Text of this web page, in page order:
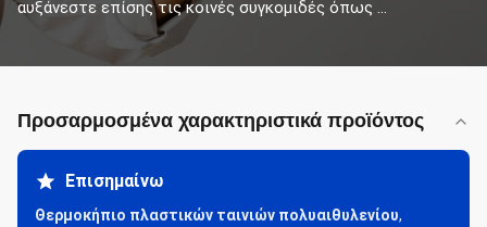
αυξάνεστε επίσης τις κοινές συγκομιδές όπως ...
Προσαρμοσμένα χαρακτηριστικά προϊόντος
Επισημαίνω
Θερμοκήπιο πλαστικών ταινιών πολυαιθυλενίου,